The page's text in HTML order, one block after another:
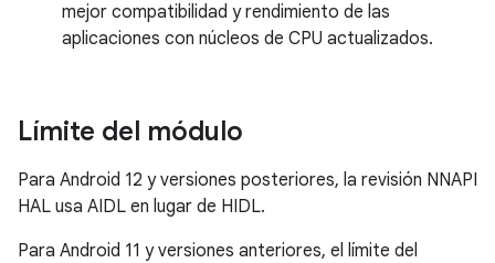
mejor compatibilidad y rendimiento de las
aplicaciones con núcleos de CPU actualizados.
Límite del módulo
Para Android 12 y versiones posteriores, la revisión NNAPI
HAL usa AIDL en lugar de HIDL.
Para Android 11 y versiones anteriores, el límite del